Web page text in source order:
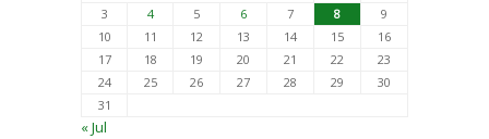
3
4 5 6 7 8
9
10
11 12 13 14 15
16
17
18 19 20 21 22
23
24
25 26 27 28 29
30
31
« Jul